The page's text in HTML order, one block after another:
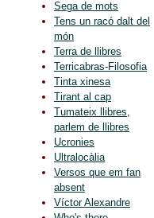
Sega de mots
Tens un racó dalt del
món
Terra de llibres
Terricabras-Filosofia
Tinta xinesa
Tirant al cap
Tumateix llibres,
parlem de llibres
Ucronies
Ultralocàlia
Versos que em fan
absent
Víctor Alexandre